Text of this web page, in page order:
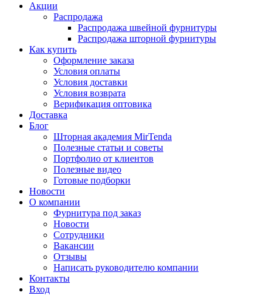
Акции
Распродажа
Распродажа швейной фурнитуры
Распродажа шторной фурнитуры
Как купить
Оформление заказа
Условия оплаты
Условия доставки
Условия возврата
Верификация оптовика
Доставка
Блог
Шторная академия MirTenda
Полезные статьи и советы
Портфолио от клиентов
Полезные видео
Готовые подборки
Новости
О компании
Фурнитура под заказ
Новости
Сотрудники
Вакансии
Отзывы
Написать руководителю компании
Контакты
Вход